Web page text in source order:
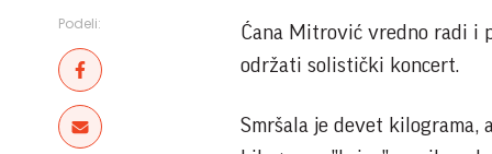
Podeli:
Ćana Mitrović vredno radi i
održati solistički koncert.
Smršala je devet kilograma,